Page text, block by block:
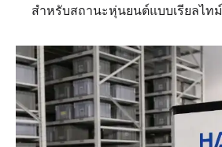
สำหรับสถานะหุ่นยนต์แบบเรียลไทม์